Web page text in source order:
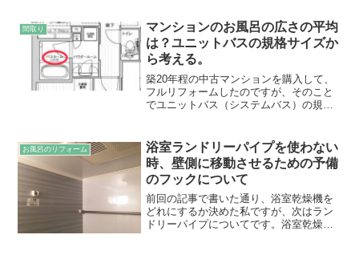
間取り
マンションのお風呂の広さの平均
は？ユニットバスの規格サイズか
ら考える。
築20年程の中古マンションを購入して、
フルリフォームしたのですが、そのこと
でユニットバス（システムバス）の規格
ションのお風呂の広さ・サイズについて
考えてみます。ユニット...
お風呂のリフォーム
浴室ランドリーパイプを使わない
時、壁側に移動させるための予備
のフックについて
前回の記事で書いた通り、浴室乾燥機を
どれにするか決めた私ですが、次はラン
ドリーパイプについてです。浴室乾燥機